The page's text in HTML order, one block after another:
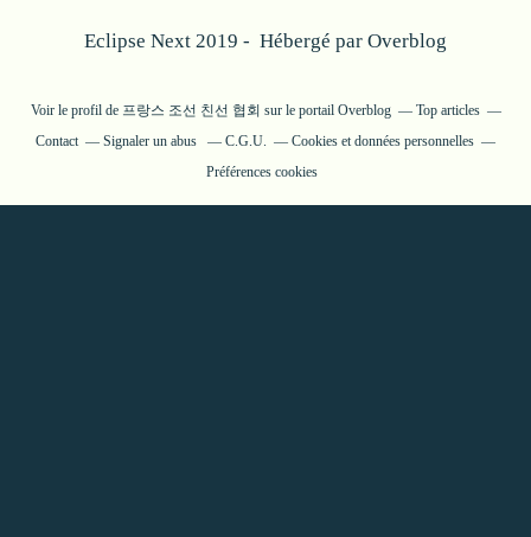
Eclipse Next 2019 - Hébergé par Overblog
Voir le profil de 프랑스 조선 친선 협회 sur le portail Overblog
Top articles
Contact
Signaler un abus C.G.U.
Cookies et données personnelles
Préférences cookies